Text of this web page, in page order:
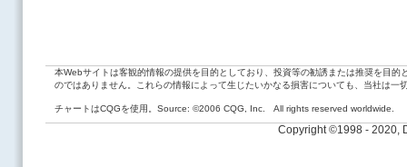
本Webサイトは客観的情報の提供を目的としており、投資等の勧誘または推奨を目
のではありません。これらの情報によって生じたいかなる損害についても、当社は一
チャートはCQGを使用。Source: ©2006 CQG, Inc. All rights reserved worldwide.
Copyright ©1998 - 2020,